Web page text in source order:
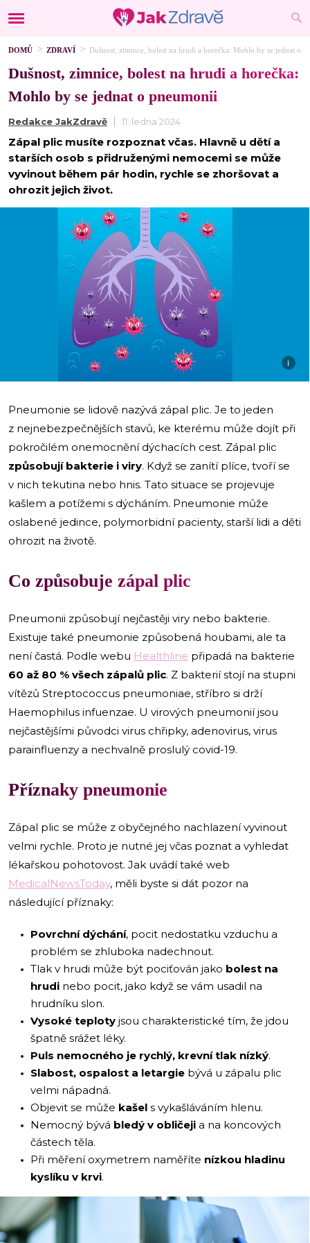
DOMŮ ZDRAVÍ Dušnost, zimnice, bolest na hrudi a horečka: Mohlo by se jednat o
Dušnost, zimnice, bolest na hrudi a horečka:
Mohlo by se jednat o pneumonii
Redakce JakZdravě 11. ledna 2024
Zápal plic musíte rozpoznat včas. Hlavně u dětí a
starších osob s přidruženými nemocemi se může
vyvinout během pár hodin, rychle se zhoršovat a
ohrozit jejich život.
i
Pneumonie se lidově nazývá zápal plic. Je to jeden
z nejnebezpečnějších stavů, ke kterému může dojít při
pokročilém onemocnění dýchacích cest. Zápal plic
způsobují bakterie i viry. Když se zanítí plíce, tvoří se
v nich tekutina nebo hnis. Tato situace se projevuje
kašlem a potížemi s dýcháním. Pneumonie může
oslabené jedince, polymorbidní pacienty, starší lidi a děti
ohrozit na životě.
Co způsobuje zápal plic
Pneumonii způsobují nejčastěji viry nebo bakterie.
Existuje také pneumonie způsobená houbami, ale ta
není častá. Podle webu Healthline připadá na bakterie
60 až 80 % všech zápalů plic. Z bakterií stojí na stupni
vítězů Streptococcus pneumoniae, stříbro si drží
Haemophilus infuenzae. U virových pneumonií jsou
nejčastějšími původci virus chřipky, adenovirus, virus
parainfluenzy a nechvalně proslulý covid-19.
Příznaky pneumonie
Zápal plic se může z obyčejného nachlazení vyvinout
velmi rychle. Proto je nutné jej včas poznat a vyhledat
lékařskou pohotovost. Jak uvádí také web
MedicalNewsToday, měli byste si dát pozor na
následující příznaky:
Povrchní dýchání, pocit nedostatku vzduchu a
problém se zhluboka nadechnout.
Tlak v hrudi může být pociťován jako bolest na
hrudi nebo pocit, jako když se vám usadil na
hrudníku slon.
Vysoké teploty jsou charakteristické tím, že jdou
špatně srážet léky.
Puls nemocného je rychlý, krevní tlak nízký.
Slabost, ospalost a letargie bývá u zápalu plic
velmi nápadná.
Objevit se může kašel s vykašláváním hlenu.
Nemocný bývá bledý v obličeji a na koncových
částech těla.
Při měření oxymetrem naměříte nízkou hladinu
kyslíku v krvi.